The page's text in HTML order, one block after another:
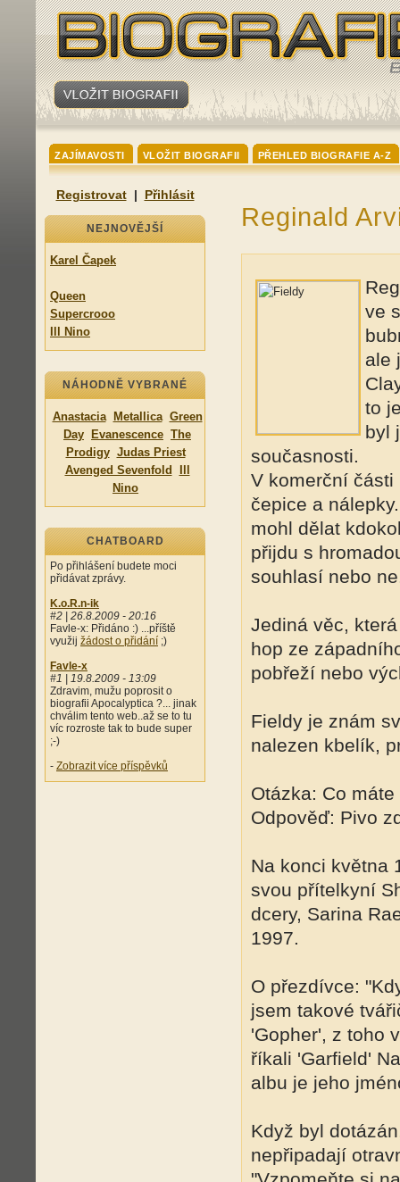
ZAJÍMAVOSTI VLOŽIT BIOGRAFII PŘEHLED BIOGRAFIE A-Z
Registrovat| Přihlásit
NEJNOVĚJŠÍ
Karel Čapek
Queen
Supercrooo
Ill Nino
NÁHODNĚ VYBRANÉ
Anastacia Metallica Green
Day
Evanescence The
Prodigy Judas Priest
Avenged Sevenfold
Nino
CHATBOARD
Po přihlášení budete moci
přidávat zprávy.
K.o.R.n-ik
#2 | 26.8.2009 - 20:16
Favle-x: Přidáno :) ...příště
využij žádost o přidání ;)
Favle-x
#1 | 19.8.2009 - 13:09
Zdravim, mužu poprosit o
biografii Apocalyptica ?... jinak
chválim tento web..až se to tu
víc rozroste tak to bude super
;-)
- Zobrazit více příspěvků
Reginald
ve
ale
to
byl
současnosti.
V komerční části
čepice a
mohl dělat
přijdu s
souhlasí nebo
Jediná věc,
hop ze
pobřeží nebo
Fieldy je znám
nalezen kbelík,
Otázka: Co
Odpověď: Pivo
Na konci května
svou přítelkyní
dcery, Sarina
1997.
O přezdívce:
jsem takové
'Gopher', z toho
říkali 'Garfield'
albu je jeho
Když byl
nepřipadají